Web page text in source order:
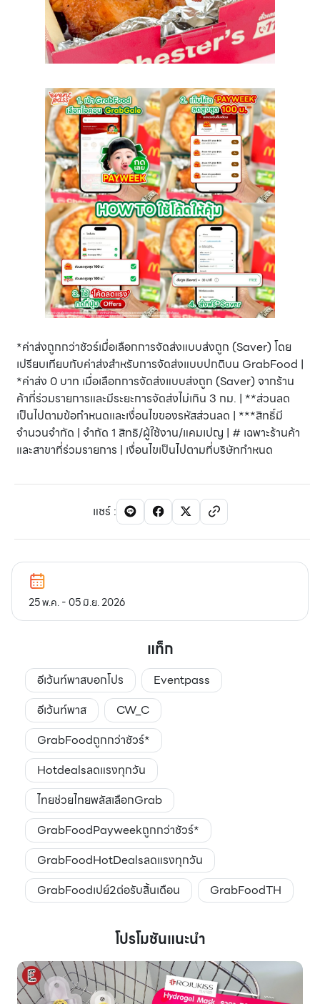
*ค่าส่งถูกกว่าชัวร์เมื่อเลือกการจัดส่งแบบส่งถูก (Saver) โดย
เปรียบเทียบกับค่าส่งสำหรับการจัดส่งแบบปกติบน GrabFood |
*ค่าส่ง 0 บาท เมื่อเลือกการจัดส่งแบบส่งถูก (Saver) จากร้าน
ค้าที่ร่วมรายการและมีระยะการจัดส่งไม่เกิน 3 กม. | **ส่วนลด
เป็นไปตามข้อกำหนดและเงื่อนไขของรหัสส่วนลด | ***สิทธิ์มี
จำนวนจำกัด | จำกัด 1 สิทธิ/ผู้ใช้งาน/แคมเปญ | # เฉพาะร้านค้า
และสาขาที่ร่วมรายการ | เงื่อนไขเป็นไปตามที่บริษัทกำหนด
แชร์:
25 พ.ค. - 05 มิ.ย. 2026
แท็ก
อีเว้นท์พาสบอกโปร
Eventpass
อีเว้นท์พาส
CW_C
GrabFoodถูกกว่าชัวร์*
Hotdealsลดแรงทุกวัน
ไทยช่วยไทยพลัสเลือกGrab
GrabFoodPayweekถูกกว่าชัวร์*
GrabFoodHotDealsลดแรงทุกวัน
GrabFoodเปย์2ต่อรับสิ้นเดือน
GrabFoodTH
โปรโมชันแนะนำ